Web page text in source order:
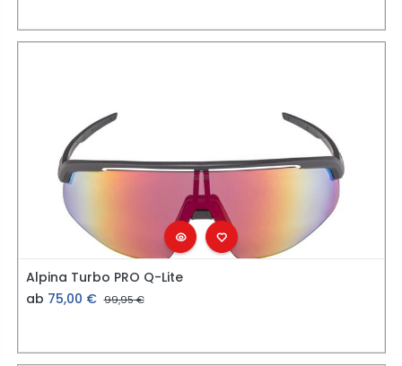
Alpina Turbo PRO Q-Lite
ab 75,00 € 99,95€